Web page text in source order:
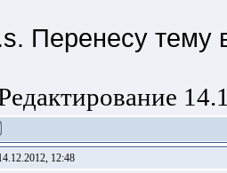
Перенесу тему
12:48